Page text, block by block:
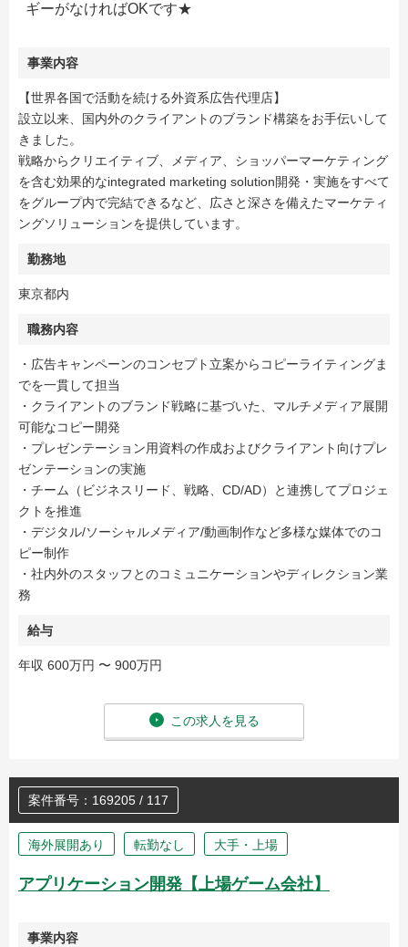
ギーがなければOKです★
事業内容
【世界各国で活動を続ける外資系広告代理店】
設立以来、国内外のクライアントのブランド構築をお手伝いして
きました。
戦略からクリエイティブ、メディア、ショッパーマーケティング
を含む効果的なintegrated marketing solution開発・実施をすべて
をグループ内で完結できるなど、広さと深さを備えたマーケティ
ングソリューションを提供しています。
勤務地
東京都内
職務内容
・広告キャンペーンのコンセプト立案からコピーライティングま
でを一貫して担当
・クライアントのブランド戦略に基づいた、マルチメディア展開
可能なコピー開発
・プレゼンテーション用資料の作成およびクライアント向けプレ
ゼンテーションの実施
・チーム（ビジネスリード、戦略、CD/AD）と連携してプロジェ
クトを推進
・デジタル/ソーシャルメディア/動画制作など多様な媒体でのコ
ピー制作
・社内外のスタッフとのコミュニケーションやディレクション業
務
給与
年収 600万円 〜 900万円
この求人を見る
案件番号：169205 / 117
海外展開あり 転勤なし 大手・上場
アプリケーション開発【上場ゲーム会社】
事業内容